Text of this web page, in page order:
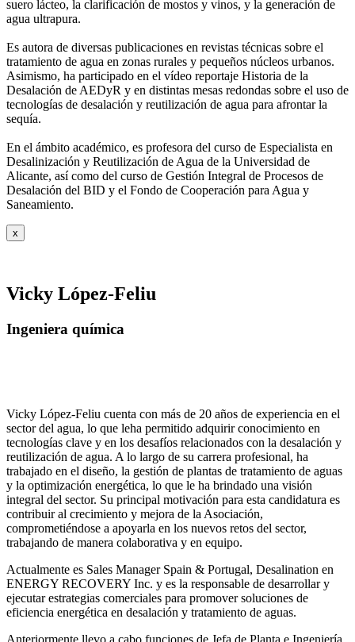
suero lácteo, la clarificación de mostos y vinos, y la generación de
agua ultrapura.
Es autora de diversas publicaciones en revistas técnicas sobre el
tratamiento de agua en zonas rurales y pequeños núcleos urbanos.
Asimismo, ha participado en el vídeo reportaje Historia de la
Desalación de AEDyR y en distintas mesas redondas sobre el uso de
tecnologías de desalación y reutilización de agua para afrontar la
sequía.
En el ámbito académico, es profesora del curso de Especialista en
Desalinización y Reutilización de Agua de la Universidad de
Alicante, así como del curso de Gestión Integral de Procesos de
Desalación del BID y el Fondo de Cooperación para Agua y
Saneamiento.
x
Vicky López-Feliu
Ingeniera química
Vicky López-Feliu cuenta con más de 20 años de experiencia en el
sector del agua, lo que leha permitido adquirir conocimiento en
tecnologías clave y en los desafíos relacionados con la desalación y
reutilización de agua. A lo largo de su carrera profesional, ha
trabajado en el diseño, la gestión de plantas de tratamiento de aguas
y la optimización energética, lo que le ha brindado una visión
integral del sector. Su principal motivación para esta candidatura es
contribuir al crecimiento y mejora de la Asociación,
comprometiéndose a apoyarla en los nuevos retos del sector,
trabajando de manera colaborativa y en equipo.
Actualmente es Sales Manager Spain & Portugal, Desalination en
ENERGY RECOVERY Inc. y es la responsable de desarrollar y
ejecutar estrategias comerciales para promover soluciones de
eficiencia energética en desalación y tratamiento de aguas.
Anteriormente llevo a cabo funciones de Jefa de Planta e Ingeniería